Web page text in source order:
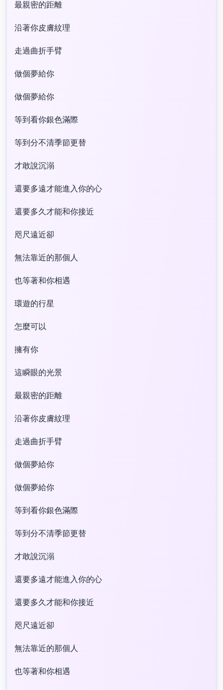
最親密的距離
沿著你皮膚紋理
走過曲折手臂
做個夢給你
做個夢給你
等到看你銀色滿際
等到分不清季節更替
才敢說沉溺
還要多遠才能進入你的心
還要多久才能和你接近
咫尺遠近卻
無法靠近的那個人
也等著和你相遇
環遊的行星
怎麼可以
擁有你
這瞬眼的光景
最親密的距離
沿著你皮膚紋理
走過曲折手臂
做個夢給你
做個夢給你
等到看你銀色滿際
等到分不清季節更替
才敢說沉溺
還要多遠才能進入你的心
還要多久才能和你接近
咫尺遠近卻
無法靠近的那個人
也等著和你相遇